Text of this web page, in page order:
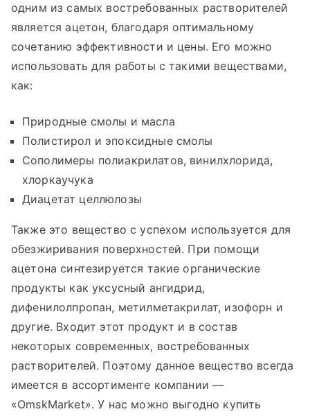
одним из самых востребованных растворителей
является ацетон, благодаря оптимальному
сочетанию эффективности и цены. Его можно
использовать для работы с такими веществами,
как:
Природные смолы и масла
Полистирол и эпоксидные смолы
Сополимеры полиакрилатов, винилхлорида,
хлоркаучука
Диацетат целлюлозы
Также это вещество с успехом используется для
обезжиривания поверхностей. При помощи
ацетона синтезируется такие органические
продукты как уксусный ангидрид,
дифенилолпропан, метилметакрилат, изофорн и
другие. Входит этот продукт и в состав
некоторых современных, востребованных
растворителей. Поэтому данное вещество всегда
имеется в ассортименте компании —
«OmskMarket». У нас можно выгодно купить